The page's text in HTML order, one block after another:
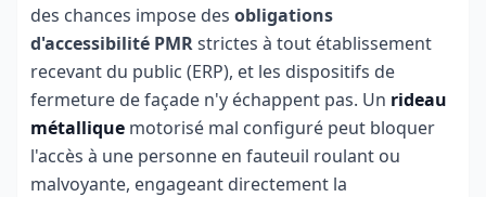
des chances impose des obligations
d'accessibilité PMRstrictes à tout établissement
recevant du public (ERP), et les dispositifs de
fermeture de façade n'y échappent pas. Un rideau
métallique motorisé mal configuré peut bloquer
l'accès à une personne en fauteuil roulant ou
malvoyante, engageant directement la